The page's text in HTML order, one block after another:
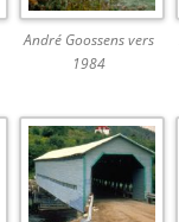
André Goossens vers
1984